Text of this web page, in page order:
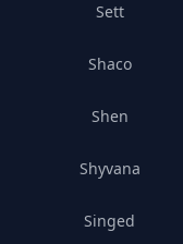
Sett
Shaco
Shen
Shyvana
Singed